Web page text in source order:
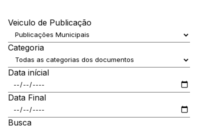
Veiculo de Publicação
Categoria
Data inícial
Data Final
Busca